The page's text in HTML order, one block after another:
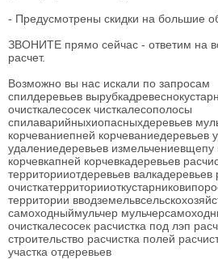
- Предусмотрены скидки на большие
ЗВОНИТЕ прямо сейчас - ответим на
расчет.
Возможно вы нас искали по запросам
спилдеревьев
очисткалесосек чисткалесополосы
спилаварийныхиопасныхдеревьев
корчеваниепней корчеваниедеревьев
удалениедеревьев измельчениевщепу
корчевкапней корчевкадеревьев
территорииотдеревьев валкадеревьев
территории
самоходныймульчер
очисткалесосек расчистка под лэп
строительство расчистка полей
участка отдеревьев